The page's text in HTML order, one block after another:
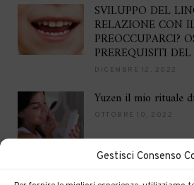
Gestisci Consenso
SVILUPPO DEL
RELAZIONE CON
PREOCCUPARCI?
PREREQUISITI
DICEMBRE 12, 2022
Yuzen il mio rituale
OTTOBRE 10, 2022
DICEMBRE 16, 2021